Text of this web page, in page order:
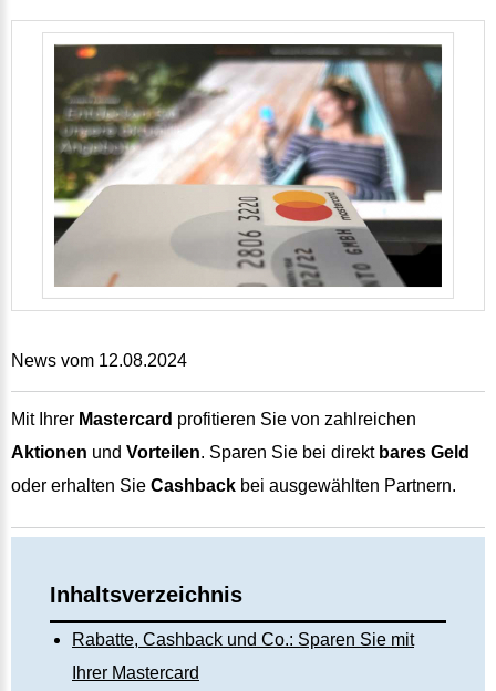
News vom 12.08.2024
Mit Ihrer Mastercard profitieren Sie von zahlreichen
Aktionen und Vorteilen. Sparen Sie bei direkt bares Geld
oder erhalten Sie Cashback bei ausgewählten Partnern.
Inhaltsverzeichnis
Rabatte, Cashback und Co.: Sparen Sie mit
Ihrer Mastercard